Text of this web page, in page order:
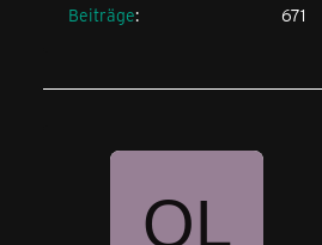
Beiträge
671